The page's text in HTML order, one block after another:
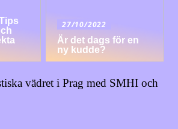
27/10/2022
Är det dags för en
ny kudde?
vädret i Prag med SMHI och